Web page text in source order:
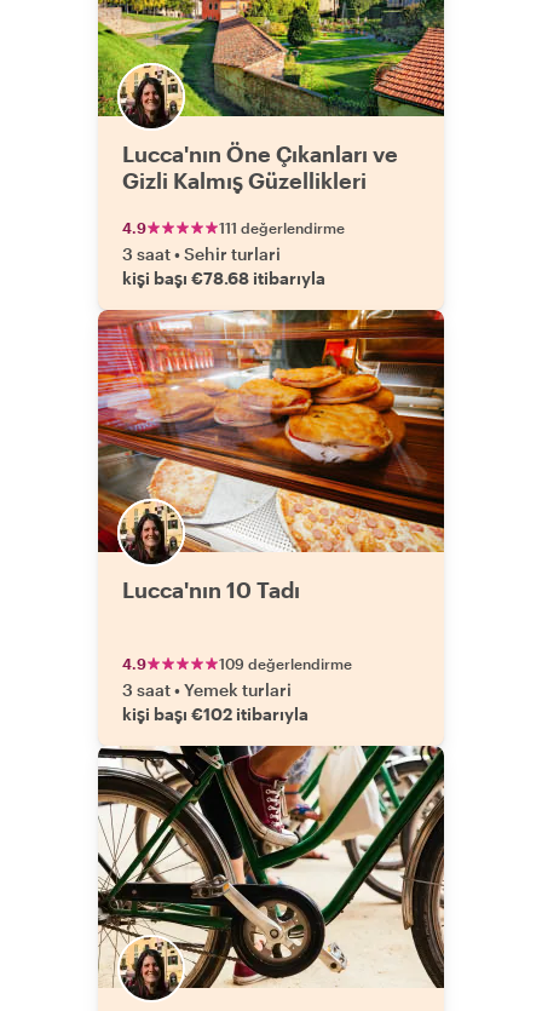
Lucca'nın Öne Çıkanları ve
Gizli Kalmış Güzellikleri
4.9 111 değerlendirme
3 saat•Sehir turlari
kişi başı €78.68 itibarıyla
Lucca'nın 10 Tadı
4.9 109 değerlendirme
3 saat•Yemek turlari
kişi başı €102 itibarıyla